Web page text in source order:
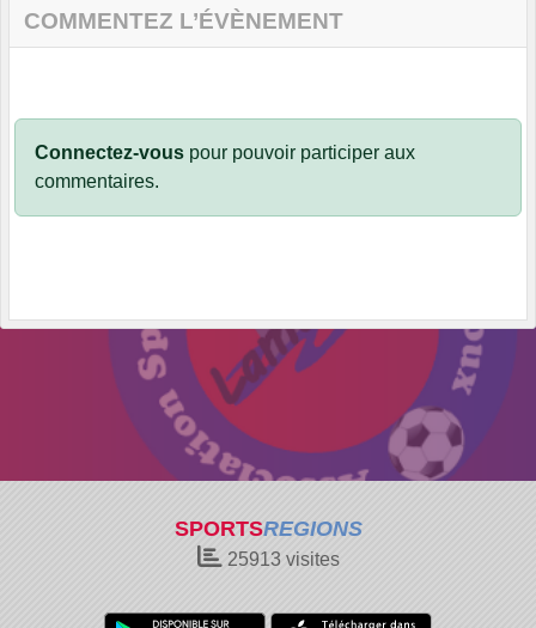
COMMENTEZ L’ÉVÈNEMENT
Connectez-vous pour pouvoir participer aux
commentaires.
SPORTSREGIONS
25913visites